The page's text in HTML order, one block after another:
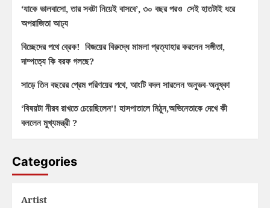
‘যাকে ভালবাসো, তার সবটা নিয়েই বাসবে’, ৩০ বছর পরও সেই হাতটাই ধরে
অপরাজিতা আঢ্য
বিচ্ছেদের পথে ব্রেক! বিজয়ের বিরুদ্ধে মামলা প্রত্যাহার করলেন সঙ্গীতা,
দাম্পত্যে কি বরফ গলছে?
সাড়ে তিন বছরের প্রেম পরিণয়ের পথে, আংটি বদল সারলেন অনুভব-অনুষ্কা
‘বিষয়টা নীরব রাখতে চেয়েছিলেন’! হাসপাতালে মিঠুন,অভিনেতাকে দেখে কী
বললেন মুখ্যমন্ত্রী ?
Categories
Artist